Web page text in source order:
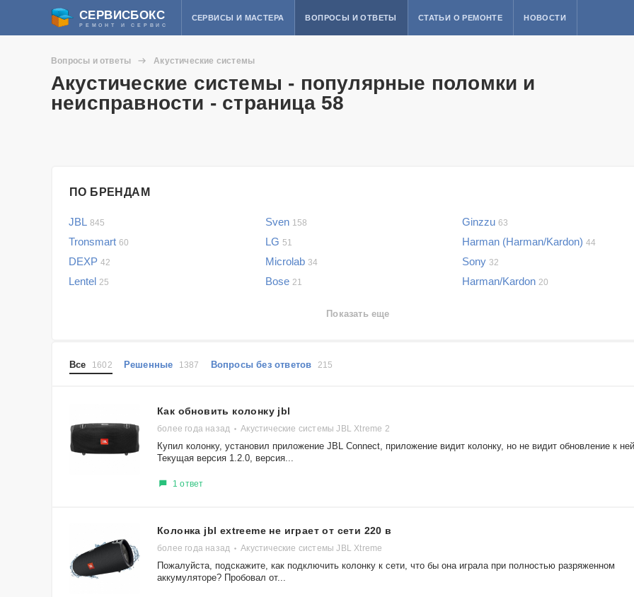
СЕРВИСБОКС
РЕМОНТ И СЕРВИС
СЕРВИСЫ И МАСТЕРА ВОПРОСЫ И ОТВЕТЫ СТАТЬИ О РЕМОНТЕ НОВОСТИ
Вопросы и ответы Акустические системы
Акустические системы - популярные поломки и
неисправности - страница 58
ПО БРЕНДАМ
JBL 845 Sven 158 Ginzzu 63
Tronsmart 60 LG 51 Harman (Harman/Kardon) 44
DEXP 42 Microlab 34 Sony 32
Lentel 25 Bose 21 Harman/Kardon 20
Показать еще
Все 1602 Решенные 1387 Вопросы без ответов 215
Как обновить колонку jbl
более года назад Акустические системы JBL Xtreme 2
Купил колонку, установил приложение JBL Connect, приложение видит колонку, но не видит обновление к
Текущая версия 1.2.0, версия...
1 ответ
Колонка jbl extreeme не играет от сети 220 в
более года назад Акустические системы JBL Xtreme
Пожалуйста, подскажите, как подключить колонку к сети, что бы она играла при полностью разряженном
аккумуляторе? Пробовал от...